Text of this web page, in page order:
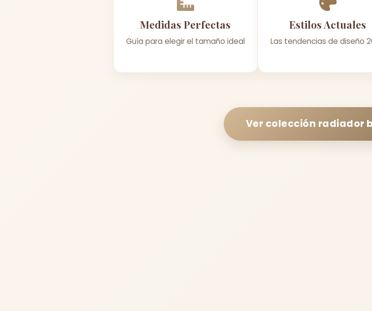
Medidas Perfectas
Guía para elegir el tamaño ideal
Estilos Actuales
Las tendencias de diseño
Ver colección radiador